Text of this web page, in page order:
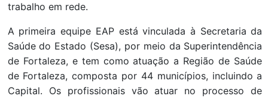
trabalho em rede.
A primeira equipe EAP está vinculada à Secretaria da
Saúde do Estado (Sesa), por meio da Superintendência
de Fortaleza, e tem como atuação a Região de Saúde
de Fortaleza, composta por 44 municípios, incluindo a
Capital. Os profissionais vão atuar no processo de